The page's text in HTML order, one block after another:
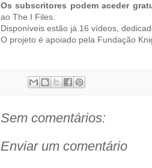
Os subscritores podem aceder
ao The I Files.
Disponíveis estão já 16 vídeos,
O projeto é apoiado pela Fundação
Sem comentários:
Enviar um comentário